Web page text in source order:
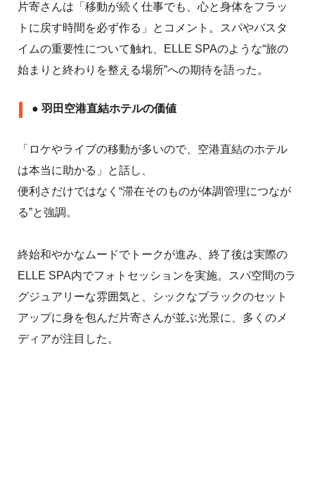
片寄さんは「移動が続く仕事でも、心と身体をフラッ
トに戻す時間を必ず作る」とコメント。スパやバスタ
イムの重要性について触れ、ELLE SPAのような“旅の
始まりと終わりを整える場所”への期待を語った。
● 羽田空港直結ホテルの価値
「ロケやライブの移動が多いので、空港直結のホテル
は本当に助かる」と話し、
便利さだけではなく“滞在そのものが体調管理につなが
る”と強調。
終始和やかなムードでトークが進み、終了後は実際の
ELLE SPA内でフォトセッションを実施。スパ空間のラ
グジュアリーな雰囲気と、シックなブラックのセット
アップに身を包んだ片寄さんが並ぶ光景に、多くのメ
ディアが注目した。